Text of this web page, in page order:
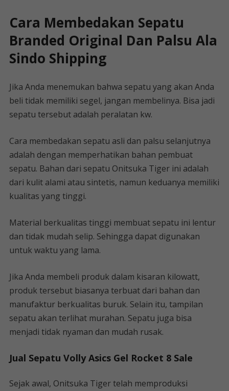
Cara Membedakan Sepatu
Branded Original Dan Palsu Ala
Sindo Shipping
Jika Anda menemukan bahwa sepatu yang akan Anda
beli tidak memiliki segel, jangan membelinya. Bisa jadi
sepatu tersebut adalah peralatan kw.
Cara membedakan sepatu asli dan palsu selanjutnya
adalah dengan memperhatikan bahan pembuat
sepatu. Bahan dari sepatu Onitsuka Tiger ini adalah
dari kulit alami atau sintetis, namun keduanya memiliki
kualitas yang tinggi.
Material berkualitas tinggi membuat sepatu ini lentur
dan tidak mudah selip. Sehingga dapat digunakan
untuk waktu yang lama.
Jika Anda membeli produk dalam kisaran kilowatt,
produk tersebut biasanya terbuat dari bahan dan
manufaktur berkualitas buruk. Selain itu, tampilan
sepatu akan terlihat murahan. Sepatu juga bisa
menjadi tidak nyaman dan mudah rusak.
Jual Sepatu Volly Asics Gel Rocket 8 Sale
Sejak awal, Onitsuka Tiger telah memproduksi